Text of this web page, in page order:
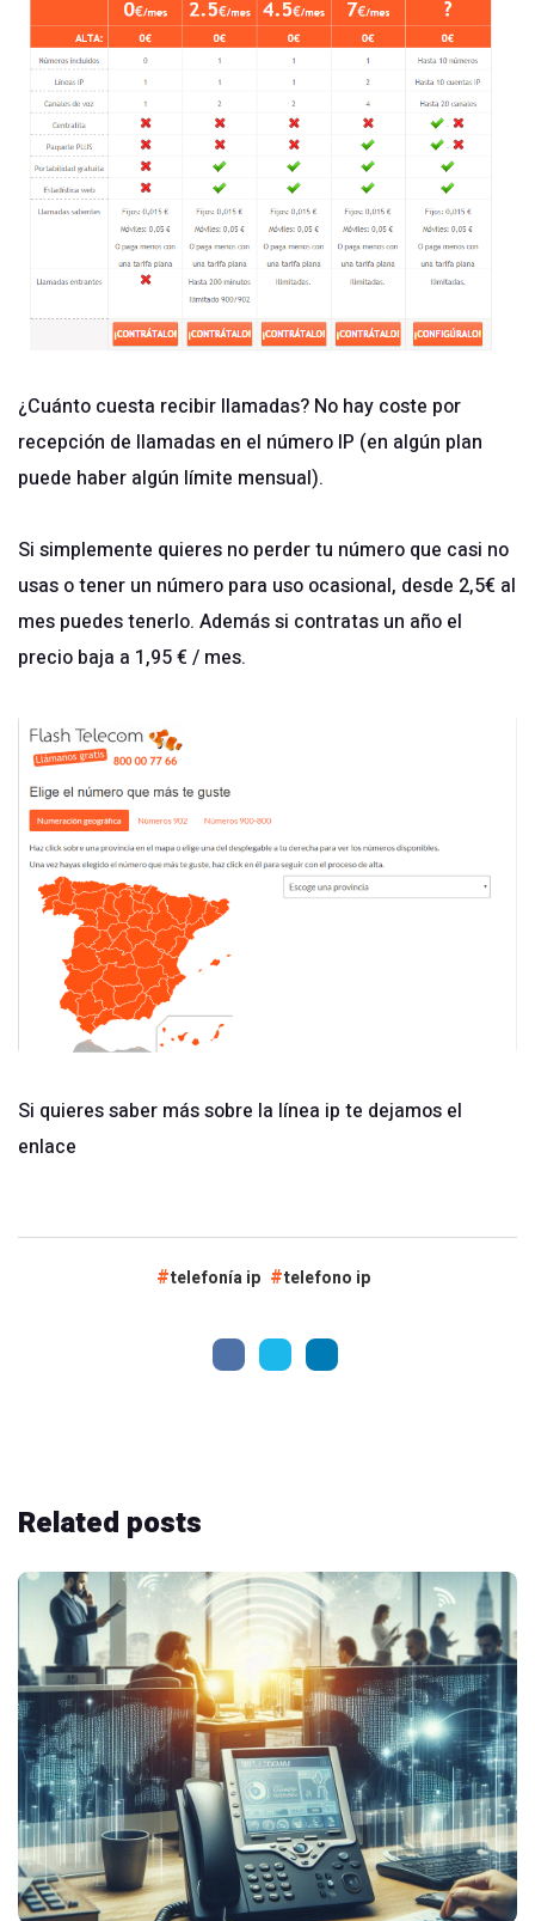
¿Cuánto cuesta recibir llamadas? No hay coste por
recepción de llamadas en el número IP (en algún plan
puede haber algún límite mensual).
Si simplemente quieres no perder tu número que casi no
usas o tener un número para uso ocasional, desde 2,5€ al
mes puedes tenerlo. Además si contratas un año el
precio baja a 1,95 € / mes.
Si quieres saber más sobre la línea ip te dejamos el
enlace
telefonía ip telefono ip
Related posts